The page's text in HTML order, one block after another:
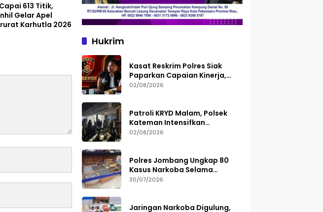
613 Titik,
Gelar Apel
Karhutla 2026
Hukrim
Kasat Reskrim Polres Siak
Paparkan Capaian Kinerja,
Tegaskan Siap Terima Kritik
02/08/2026
Patroli KRYD Malam, Polsek
Kateman Intensifkan
Pengamanan Balap Liar
02/08/2026
Polres Jombang Ungkap 80
Kasus Narkoba Selama
Semester I 2026, 113 Tersangka
30/07/2026
Jaringan Narkoba Digulung,